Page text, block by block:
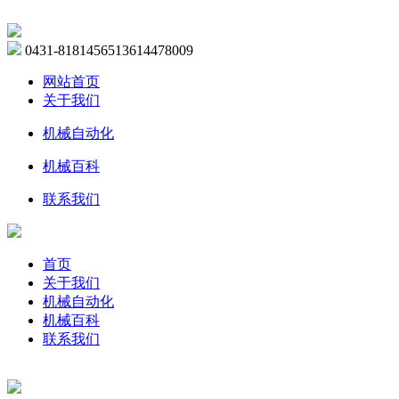
0431-8181456513614478009
网站首页
关于我们
机械自动化
机械百科
联系我们
首页
关于我们
机械自动化
机械百科
联系我们